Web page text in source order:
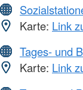
Karte: Link
Tages- und
Karte: Link